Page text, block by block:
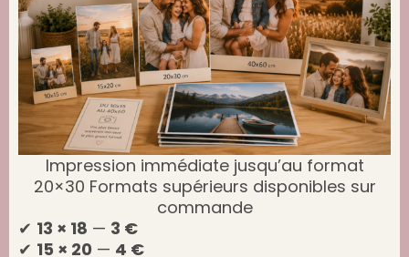
Impression immédiate jusqu’au format
20×30 Formats supérieurs disponibles sur
commande
✔ 13 × 18 — 3 €
✔ 15 × 20 — 4 €